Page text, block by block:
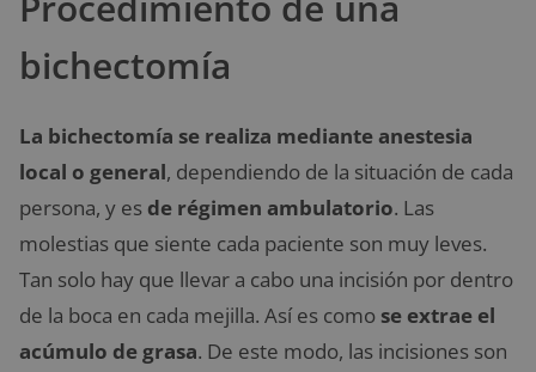
bichectomía
La bichectomía se realiza mediante anestesia
local o general, dependiendo de la situación de cada
persona, y es de régimen ambulatorio. Las
molestias que siente cada paciente son muy leves.
Tan solo hay que llevar a cabo una incisión por dentro
de la boca en cada mejilla. Así es como se extrae el
acúmulo de grasa. De este modo, las incisiones son